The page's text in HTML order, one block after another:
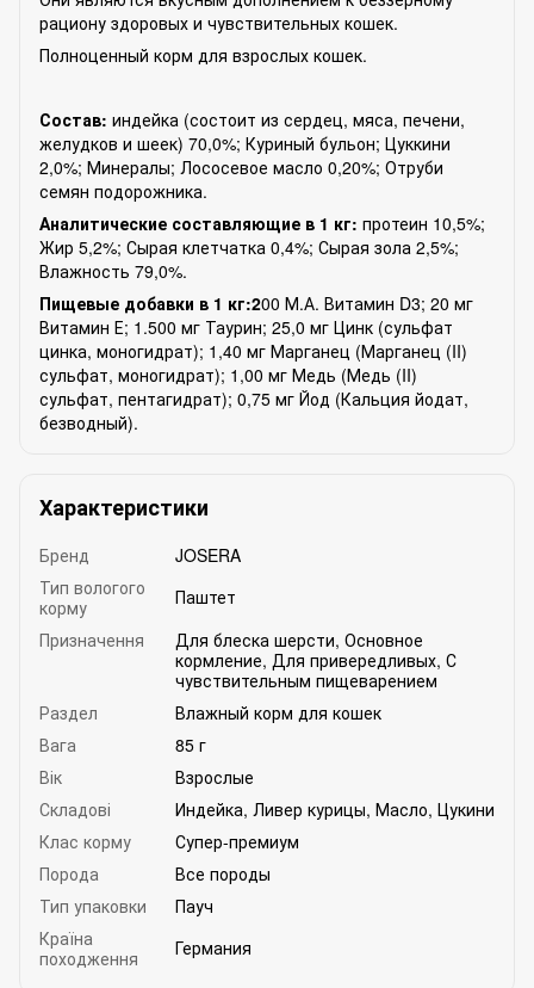
рациону здоровых и чувствительных кошек.
Полноценный корм для взрослых кошек.
Состав: индейка (состоит из сердец, мяса, печени,
желудков и шеек) 70,0%; Куриный бульон; Цуккини
2,0%; Минералы; Лососевое масло 0,20%; Отруби
семян подорожника.
Аналитические составляющие в 1 кг: протеин 10,5%;
Жир 5,2%; Сырая клетчатка 0,4%; Сырая зола 2,5%;
Влажность 79,0%.
Пищевые добавки в 1 кг:200 М.А. Витамин D3; 20 мг
Витамин Е; 1.500 мг Таурин; 25,0 мг Цинк (сульфат
цинка, моногидрат); 1,40 мг Марганец (Марганец (II)
сульфат, моногидрат); 1,00 мг Медь (Медь (II)
сульфат, пентагидрат); 0,75 мг Йод (Кальция йодат,
безводный).
Характеристики
Бренд
JOSERA
Тип вологого
корму
Паштет
Призначення
Для блеска шерсти, Основное
кормление, Для привередливых, С
чувствительным пищеварением
Раздел
Влажный корм для кошек
Вага
85 г
Вік
Взрослые
Складові
Индейка, Ливер курицы, Масло, Цукини
Клас корму
Супер-премиум
Порода
Все породы
Тип упаковки
Пауч
Країна
походження
Германия